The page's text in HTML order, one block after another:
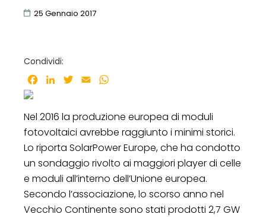
25 Gennaio 2017
Condividi:
Facebook
LinkedInTwitter
Email
Nel 2016 la produzione europea di moduli
fotovoltaici avrebbe raggiunto i minimi storici.
Lo riporta SolarPower Europe, che ha condotto
un sondaggio rivolto ai maggiori player di celle
e moduli all’interno dell’Unione europea.
Secondo l’associazione, lo scorso anno nel
Vecchio Continente sono stati prodotti 2,7 GW